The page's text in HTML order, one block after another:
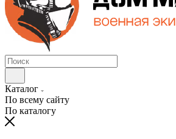
Каталог
По всему сайту
По каталогу